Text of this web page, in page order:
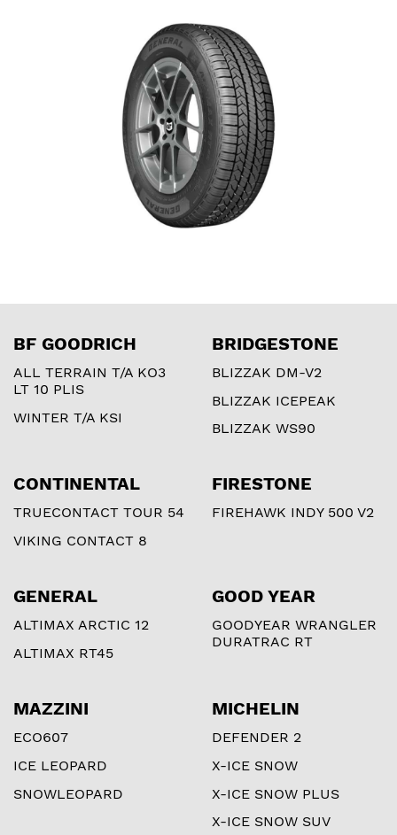
BF GOODRICH
ALL TERRAIN T/A KO3
LT 10 PLIS
WINTER T/A KSI
BRIDGESTONE
BLIZZAK DM-V2
BLIZZAK ICEPEAK
BLIZZAK WS90
CONTINENTAL
TRUECONTACT TOUR 54
VIKING CONTACT 8
FIRESTONE
FIREHAWK INDY 500 V2
GENERAL
ALTIMAX ARCTIC 12
ALTIMAX RT45
GOOD YEAR
GOODYEAR WRANGLER
DURATRAC RT
MAZZINI
ECO607
ICE LEOPARD
SNOWLEOPARD
MICHELIN
DEFENDER 2
X-ICE SNOW
X-ICE SNOW PLUS
X-ICE SNOW SUV